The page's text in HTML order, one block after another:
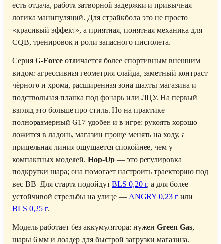
есть отдача, работа затворной задержки и привычная
логика манипуляций. Для страйкбола это не просто
«красивый эффект», а приятная, понятная механика для
CQB, тренировок и роли запасного пистолета.
Серия G-Force отличается более спортивным внешним
видом: агрессивная геометрия слайда, заметный контраст
чёрного и хрома, расширенная зона шахты магазина и
подствольная планка под фонарь или ЛЦУ. На первый
взгляд это больше про стиль. Но на практике
полноразмерный G17 удобен и в игре: рукоять хорошо
ложится в ладонь, магазин проще менять на ходу, а
прицельная линия ощущается спокойнее, чем у
компактных моделей. Hop-Up — это регулировка
подкрутки шара; она помогает настроить траекторию под
вес BB. Для старта подойдут BLS 0,20 г, а для более
устойчивой стрельбы на улице — ANGRY 0,23 г или
BLS 0,25 г.
Модель работает без аккумулятора: нужен Green Gas,
шары 6 мм и лоадер для быстрой загрузки магазина.